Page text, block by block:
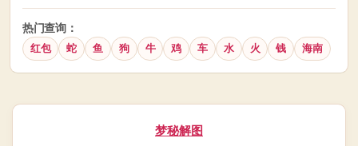
热门查询：
红包 蛇 鱼 狗 牛 鸡 车 水 火 钱 海南
分
梦秘解图